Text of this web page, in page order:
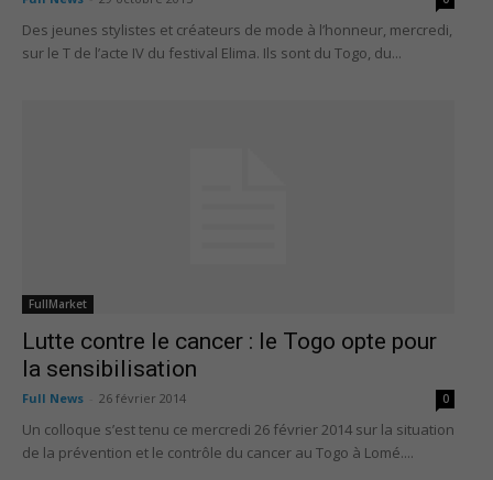
Des jeunes stylistes et créateurs de mode à l’honneur, mercredi,
sur le T de l’acte IV du festival Elima. Ils sont du Togo, du...
FullMarket
Lutte contre le cancer : le Togo opte pour
la sensibilisation
Full News 26 février 2014 0
Un colloque s’est tenu ce mercredi 26 février 2014 sur la situation
de la prévention et le contrôle du cancer au Togo à Lomé....